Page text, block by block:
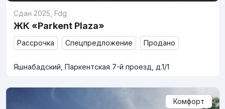
Сдан 2025 Fdg
ЖК «Parkent Plaza»
Рассрочка Спецпредложение Продано
Яшнабадский, Паркентская 7-й проезд, д.1/1
Комфорт